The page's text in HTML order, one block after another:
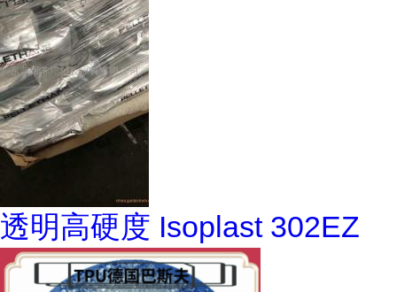
透明高硬度 Isoplast 302EZ